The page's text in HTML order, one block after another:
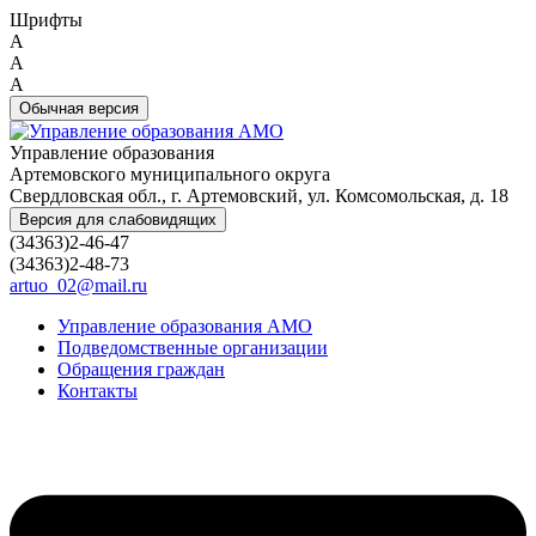
Шрифты
A
A
A
Обычная версия
Управление образования
Артемовского муниципального округа
Свердловская обл., г. Артемовский, ул. Комсомольская, д. 18
Версия для слабовидящих
(34363)2-46-47
(34363)2-48-73
artuo_02@mail.ru
Управление образования АМО
Подведомственные организации
Обращения граждан
Контакты